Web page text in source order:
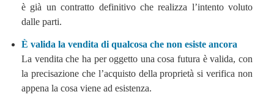
è già un contratto definitivo che realizza l’intento voluto
dalle parti.
È valida la vendita di qualcosa che non esiste ancora
La vendita che ha per oggetto una cosa futura è valida, con
la precisazione che l’acquisto della proprietà si verifica non
appena la cosa viene ad esistenza.